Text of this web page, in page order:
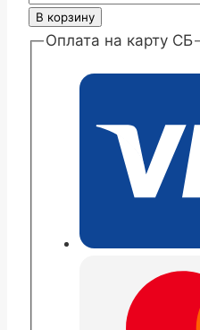
товара
Хризантема
Паэтон
В корзину
Оплата на карту СБ